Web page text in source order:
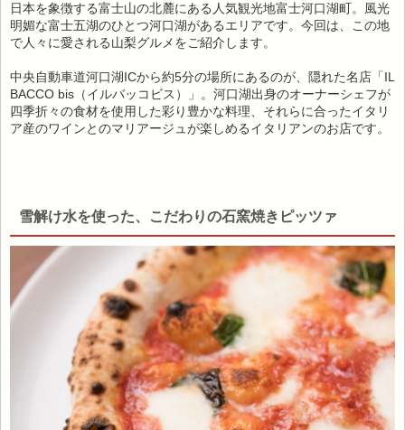
日本を象徴する富士山の北麓にある人気観光地富士河口湖町。風光
明媚な富士五湖のひとつ河口湖があるエリアです。今回は、この地
で人々に愛される山梨グルメをご紹介します。
中央自動車道河口湖ICから約5分の場所にあるのが、隠れた名店「IL
BACCO bis（イルバッコビス）」。河口湖出身のオーナーシェフが
四季折々の食材を使用した彩り豊かな料理、それらに合ったイタリ
ア産のワインとのマリアージュが楽しめるイタリアンのお店です。
雪解け水を使った、こだわりの石窯焼きピッツァ